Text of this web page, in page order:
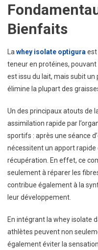
Bienfaits
La whey isolate optigura est
teneur en protéines,
est issu du lait, mais subit
élimine la plupart des
Un des principaux atouts de
assimilation rapide par
sportifs : après une séance
nécessitent un apport
récupération. En effet, ce
seulement à réparer les
contribue également à la
leur développement.
En intégrant la whey isolate
athlètes peuvent non
également éviter la